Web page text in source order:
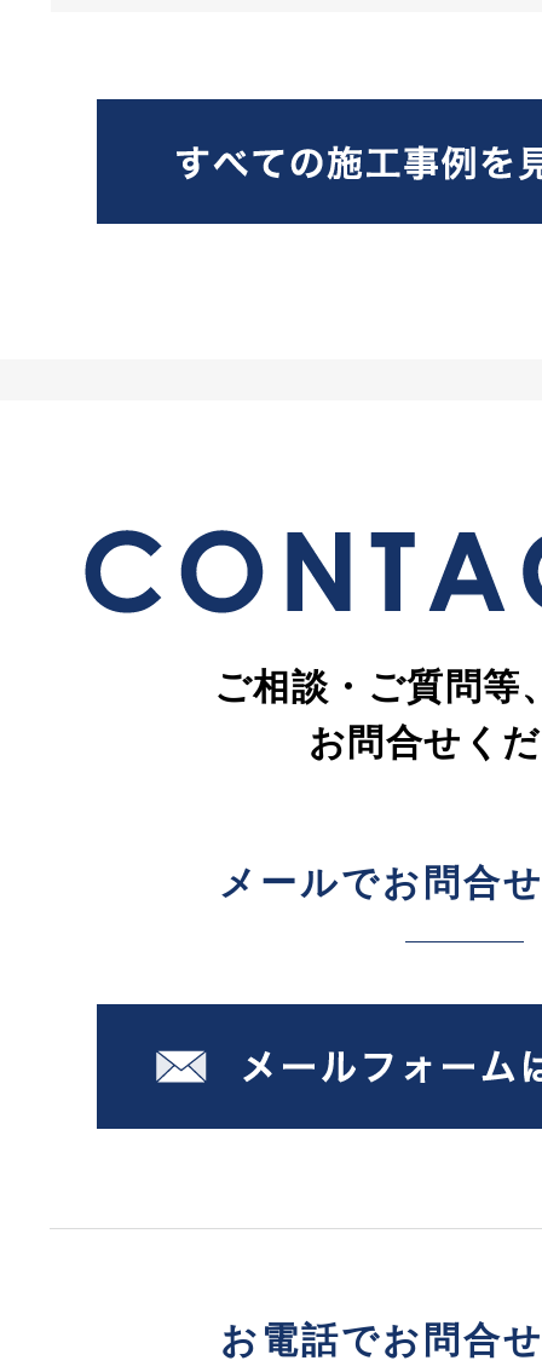
ご相談・ご質問等
お問合せく
メールでお問合
お電話でお問合